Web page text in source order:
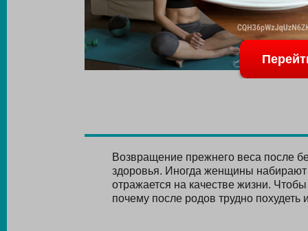
Возвращение прежнего веса после
здоровья. Иногда женщины набирают
отражается на качестве жизни.
почему после родов трудно похудеть